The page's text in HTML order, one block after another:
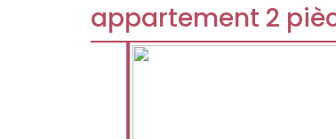
appartement 2
Previous